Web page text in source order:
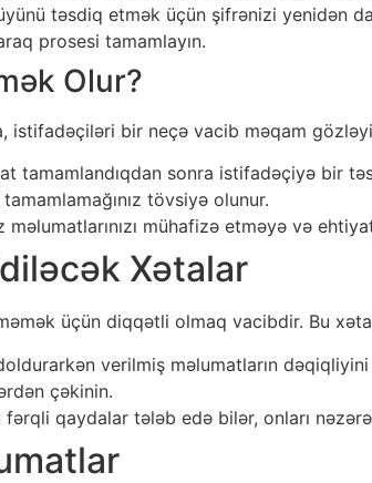
təsdiq etmək üçün şifrənizi yenidən
prosesi tamamlayın.
Olur?
istifadəçiləri bir neçə vacib məqam
tamamlandıqdan sonra istifadəçiyə bir
tövsiyə olunur.
məlumatlarınızı mühafizə etməyə və
Xətalar
üçün diqqətli olmaq vacibdir. Bu
verilmiş məlumatların dəqiqliyini
çəkinin.
qaydalar tələb edə bilər, onları nəzərə